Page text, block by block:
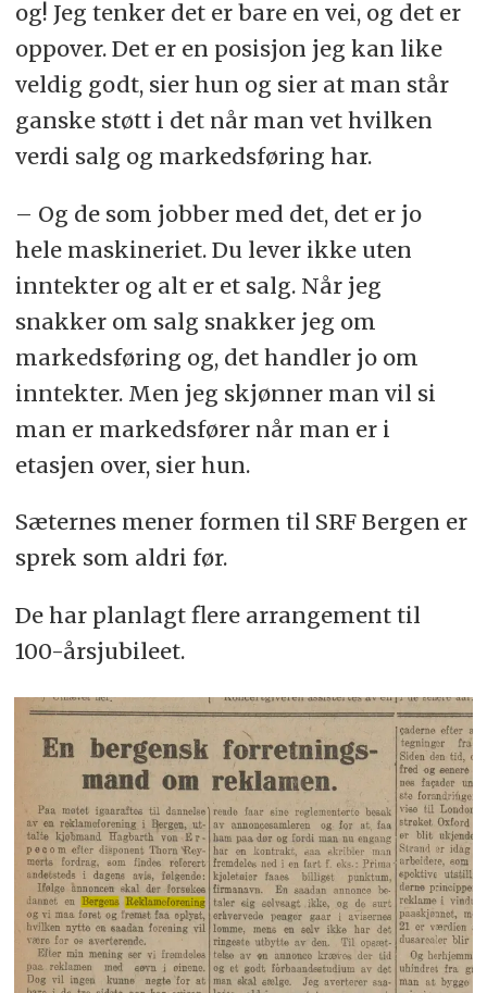
og! Jeg tenker det er bare en vei, og det er
oppover. Det er en posisjon jeg kan like
veldig godt, sier hun og sier at man står
ganske støtt i det når man vet hvilken
verdi salg og markedsføring har.
– Og de som jobber med det, det er jo
hele maskineriet. Du lever ikke uten
inntekter og alt er et salg. Når jeg
snakker om salg snakker jeg om
markedsføring og, det handler jo om
inntekter. Men jeg skjønner man vil si
man er markedsfører når man er i
etasjen over, sier hun.
Sæternes mener formen til SRF Bergen er
sprek som aldri før.
De har planlagt flere arrangement til
100-årsjubileet.